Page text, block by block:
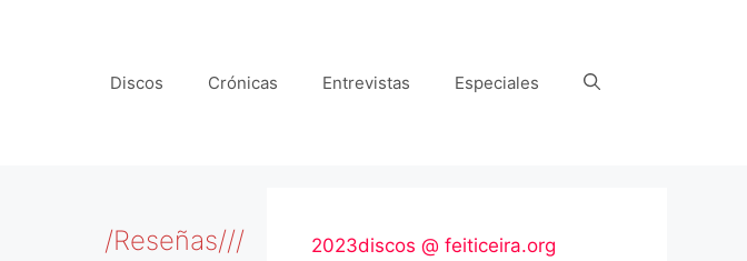
Discos Crónicas Entrevistas Especiales
/Reseñas///
2023discos @ feiticeira.org